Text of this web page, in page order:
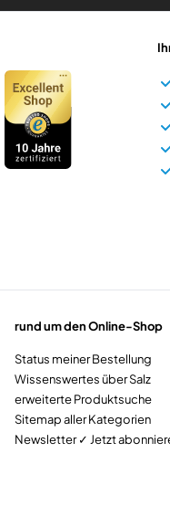
rund um den Online-Shop
Status meiner Bestellung
Wissenswertes über Salz
erweiterte Produktsuche
Sitemap aller Kategorien
Newsletter ✓ Jetzt